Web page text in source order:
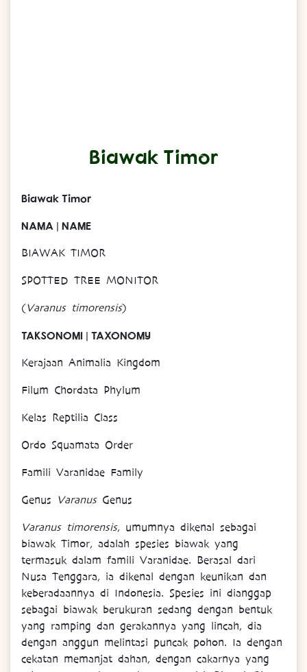
Biawak Timor
Biawak Timor
NAMA | NAME
BIAWAK TIMOR
SPOTTED TREE MONITOR
(Varanus timorensis)
TAKSONOMI | TAXONOMY
Kerajaan Animalia Kingdom
Filum Chordata Phylum
Kelas Reptilia Class
Ordo Squamata Order
Famili Varanidae Family
Genus VaranusGenus
Varanus timorensis, umumnya dikenal sebagai
biawak Timor, adalah spesies biawak yang
termasuk dalam famili Varanidae. Berasal dari
Nusa Tenggara, ia dikenal dengan keunikan dan
keberadaannya di Indonesia. Spesies ini dianggap
sebagai biawak berukuran sedang dengan bentuk
yang ramping dan gerakannya yang lincah, dia
dengan anggun melintasi puncak pohon. Ia dengan
cekatan memanjat dahan, dengan cakarnya yang